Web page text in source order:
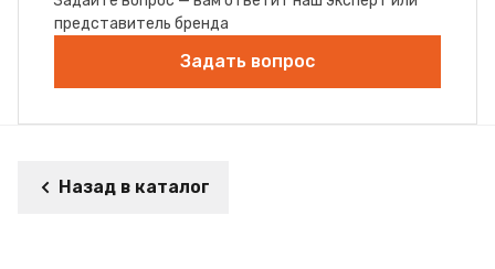
представитель бренда
Задать вопрос
Назад в каталог